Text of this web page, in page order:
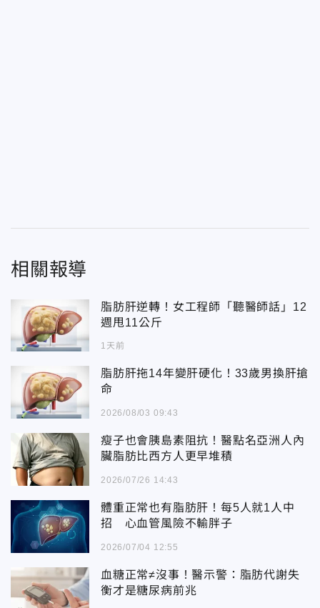
相關報導
脂肪肝逆轉！女工程師「聽醫師話」12
週甩11公斤
1天前
脂肪肝拖14年變肝硬化！33歲男換肝搶
命
2026/08/03 09:43
瘦子也會胰島素阻抗！醫點名亞洲人內
臟脂肪比西方人更早堆積
2026/07/26 14:43
體重正常也有脂肪肝！每5人就1人中
招 心血管風險不輸胖子
2026/07/04 12:55
血糖正常≠沒事！醫示警：脂肪代謝失
衡才是糖尿病前兆